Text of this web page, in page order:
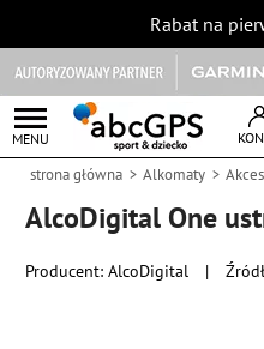
Rabat na
MENU
strona główna Alkomaty
AlcoDigital One
Producent:AlcoDigital |